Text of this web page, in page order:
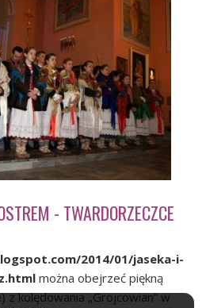
- TWARDORZECZCE
2014/01/jaseka-i-
można obejrzeć piękną
kolędowania „Grojcowian” w